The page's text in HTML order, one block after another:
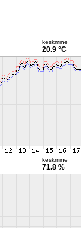
keskmine
20.9 °C
keskmine
71.8 %